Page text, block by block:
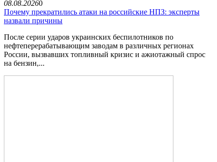
08.08.20260
Почему прекратились атаки на российские НПЗ: эксперты
назвали причины
После серии ударов украинских беспилотников по
нефтеперерабатывающим заводам в различных регионах
России, вызвавших топливный кризис и ажиотажный спрос
на бензин,...